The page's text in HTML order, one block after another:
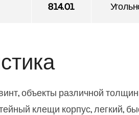
814.01
объекты различной
клещи корпус, легкий,